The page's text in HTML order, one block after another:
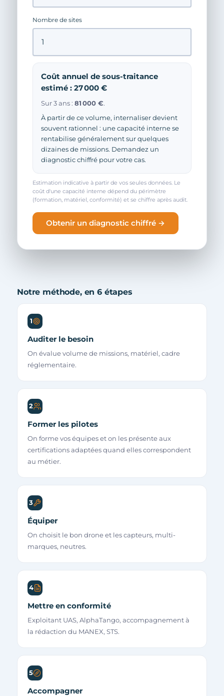
Nombre de sites
Coût annuel de sous-traitance
estimé : 27 000 €
Sur 3 ans : 81 000 €.
À partir de ce volume, internaliser devient
souvent rationnel : une capacité interne se
rentabilise généralement sur quelques
dizaines de missions. Demandez un
diagnostic chiffré pour votre cas.
Estimation indicative à partir de vos seules données. Le
coût d'une capacité interne dépend du périmètre
(formation, matériel, conformité) et se chiffre après audit.
Obtenir un diagnostic chiffré →
Notre méthode, en 6 étapes
1
Auditer le besoin
On évalue volume de missions, matériel, cadre
réglementaire.
2
Former les pilotes
On forme vos équipes et on les présente aux
certifications adaptées quand elles correspondent
au métier.
3
Équiper
On choisit le bon drone et les capteurs, multi-
marques, neutres.
4
Mettre en conformité
Exploitant UAS, AlphaTango, accompagnement à
la rédaction du MANEX, STS.
5
Accompagner